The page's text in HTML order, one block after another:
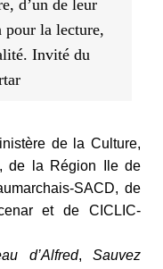
d’un de leur
pour la lecture,
Invité du
de la Culture,
de la Région Ile de
SACD, de
et de CICLIC-
d’Alfred,Sauvez